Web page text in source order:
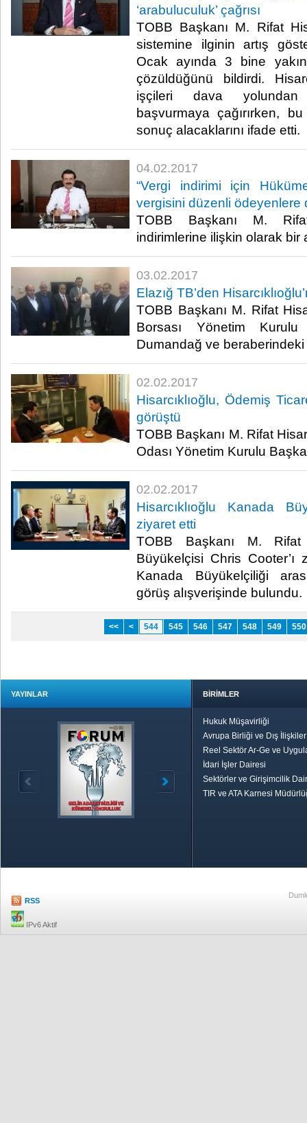
‘arabuluculuk’ çağrısı
TOBB Başkanı M. Rifat
sistemine ilginin artış
Ocak ayında 3 bine
çözüldüğünü bildirdi.
işçileri dava yolundan
başvurmaya çağırırken,
sonuç alacaklarını ifade etti.​
04.02.2017
“Vergi indirimi için
vergisini düzenli ödeyenlere
TOBB Başkanı M.
indirimlerine ilişkin olarak bir
03.02.2017
Elazığ TB’den
TOBB Başkanı M. Rifat
Borsası Yönetim
Dumandağ ve
02.02.2017
Hisarcıklıoğlu, Ödemiş
görüştü
TOBB Başkanı M. Rifat
Odası Yönetim Kurulu
02.02.2017
Hisarcıklıoğlu Kanada
ziyaret etti
TOBB Başkanı M. Rifat
Büyükelçisi Chris
Kanada Büyükelçiliği
görüş alışverişinde bulundu.​
<< < 544 545 546 547 548 549 550
YAYINLAR BİRİMLER
Hukuk Müşavirliği
Avrupa Birliği ve Dış
Reel Sektör Ar-Ge ve
İdari İşler Dairesi
Sektörler ve Girişimcilik
TIR ve ATA Karnesi
RSS
IPv6 Aktif